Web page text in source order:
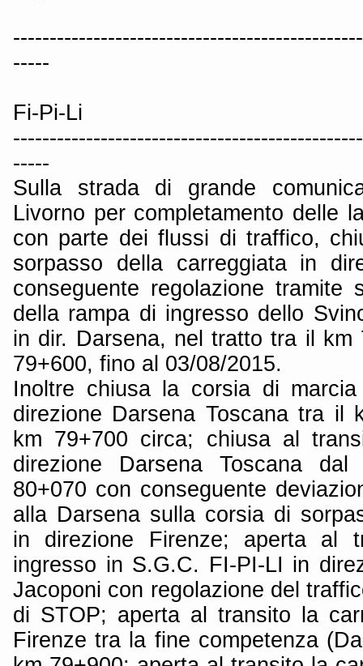
-----
Fi-Pi-Li
-----
Sulla strada di grande
Livorno per completamento delle
con parte dei flussi di traffico,
sorpasso della carreggiata in
conseguente regolazione tramite
della rampa di ingresso dello
in dir. Darsena, nel tratto tra il
79+600, fino al 03/08/2015.
Inoltre chiusa la corsia di
direzione Darsena Toscana tra il
km 79+700 circa; chiusa al
direzione Darsena Toscana
80+070 con conseguente
alla Darsena sulla corsia di
in direzione Firenze; aperta al
ingresso in S.G.C. FI-PI-LI in
Jacoponi con regolazione del
di STOP; aperta al transito la
Firenze tra la fine competenza